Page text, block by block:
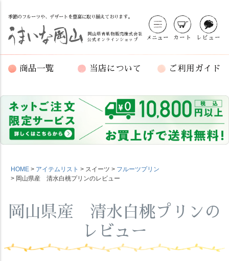
季節のフルーツや、デザートを豊富に取り揃えております。
岡山県青果物販売株式会社
公式オンラインショップ
メニュー カート レビュー
商品一覧 当店について ご利用ガイド
HOME アイテムリスト スイーツ
フルーツプリン
岡山県産 清水白桃プリンのレビュー
岡山県産 清水白桃プリンの
レビュー